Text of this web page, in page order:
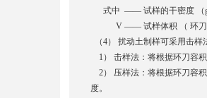
式中 —— 试样的干密度 （g
V —— 试样体积 （ 环刀容
（4） 扰动土制样可采用击样
1） 击样法：将根据环刀容
2） 压样法：将根据环刀容
度。